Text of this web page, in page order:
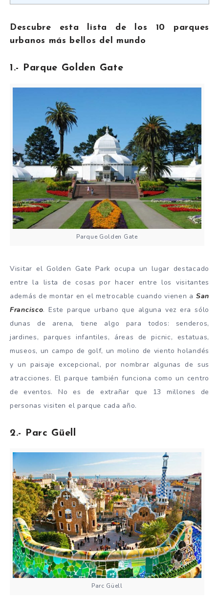
Descubre esta lista de los 10 parques
urbanos más bellos del mundo
1.- Parque Golden Gate
Parque Golden Gate
Visitar el Golden Gate Park ocupa un lugar destacado
entre la lista de cosas por hacer entre los visitantes
además de montar en el metrocable cuando vienen a San
Francisco. Este parque urbano que alguna vez era sólo
dunas de arena, tiene algo para todos: senderos,
jardines, parques infantiles, áreas de picnic, estatuas,
museos, un campo de golf, un molino de viento holandés
y un paisaje excepcional, por nombrar algunas de sus
atracciones. El parque también funciona como un centro
de eventos. No es de extrañar que 13 millones de
personas visiten el parque cada año.
2.- Parc Güell
Parc Güell